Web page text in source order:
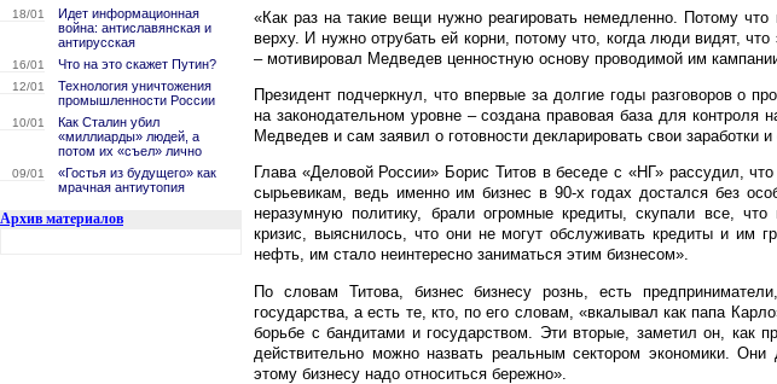
18/01
Идет информационная
война: антиславянская и
антирусская
16/01 Что на это скажет Путин?
12/01
Технология уничтожения
промышленности России
10/01
Как Сталин убил
«миллиарды» людей, а
потом их «съел» лично
09/01
«Гостья из будущего» как
мрачная антиутопия
Архив материалов
«Как раз на такие вещи нужно реагировать немедленно. Потому
верху. И нужно отрубать ей корни, потому что, когда люди видят,
– мотивировал Медведев ценностную основу проводимой им
Президент подчеркнул, что впервые за долгие годы разговоров о
на законодательном уровне – создана правовая база для
Медведев и сам заявил о готовности декларировать свои заработки
Глава «Деловой России» Борис Титов в беседе с «НГ» рассудил,
сырьевикам, ведь именно им бизнес в 90-х годах достался без
неразумную политику, брали огромные кредиты, скупали все,
кризис, выяснилось, что они не могут обслуживать кредиты и им
нефть, им стало неинтересно заниматься этим бизнесом».
По словам Титова, бизнес бизнесу рознь, есть
государства, а есть те, кто, по его словам, «вкалывал как папа
борьбе с бандитами и государством. Эти вторые, заметил он, как
действительно можно назвать реальным сектором экономики.
этому бизнесу надо относиться бережно».